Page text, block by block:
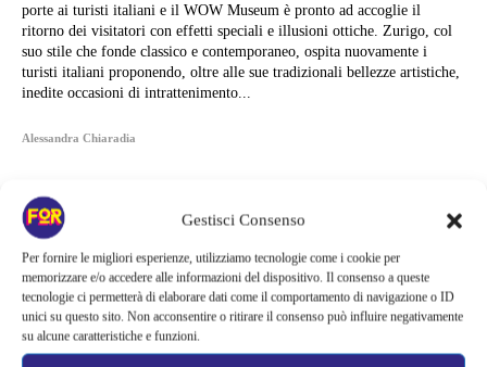
Gestisci Consenso
Per fornire le migliori esperienze, utilizziamo tecnologie come i cookie per
memorizzare e/o accedere alle informazioni del dispositivo. Il consenso a queste
tecnologie ci permetterà di elaborare dati come il comportamento di navigazione o ID
unici su questo sito. Non acconsentire o ritirare il consenso può influire negativamente
su alcune caratteristiche e funzioni.
porte ai turisti italiani e il WOW Museum è pronto ad accoglie il
ritorno dei visitatori con effetti speciali e illusioni ottiche. Zurigo, col
suo stile che fonde classico e contemporaneo, ospita nuovamente i
turisti italiani proponendo, oltre alle sue tradizionali bellezze artistiche,
inedite occasioni di intrattenimento...
Alessandra Chiaradia